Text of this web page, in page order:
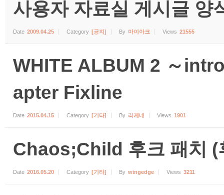
사용자 자료실 게시글 양
Date 2009.04.25 Category [공지] By 마이아크 Views 21555
WHITE ALBUM 2 ～
apter Fixline
Date 2015.04.15 Category [기타] By 리케네 Views 1901
Chaos;Child 후크 패치 (
Date 2016.05.20 Category [기타] By wingedge Views 3211